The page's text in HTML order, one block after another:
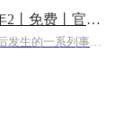
庆余年2 谁与争锋丨庆余年2丨免费丨官场丨权谋丨
《庆余年2》讲了范闲“死而复生”后发生的一系列事件。《庆余年》第一季结尾处，范闲被言冰云一剑刺死，其实所谓的被刺其实是范闲跟言冰云两人预先计划好的情节，目的就是蒙蔽二皇子手下谢必安等人，用“假死”为脱身创造可能。因为关键时刻“刺杀”范闲有...